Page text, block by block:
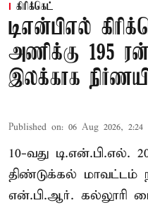
கிரிக்கெட்
டிஎன்பிஎல்
அணிக்கு 195
இலக்காக
Published on: 06 Aug 2026, 2:24
10-வது டி.என்.பி.எல்.
திண்டுக்கல்
என்.பி.ஆர். கல்லூரி